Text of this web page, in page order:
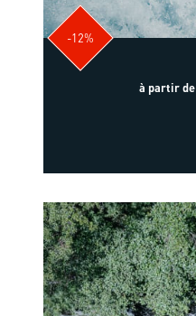
-12%
à partir de